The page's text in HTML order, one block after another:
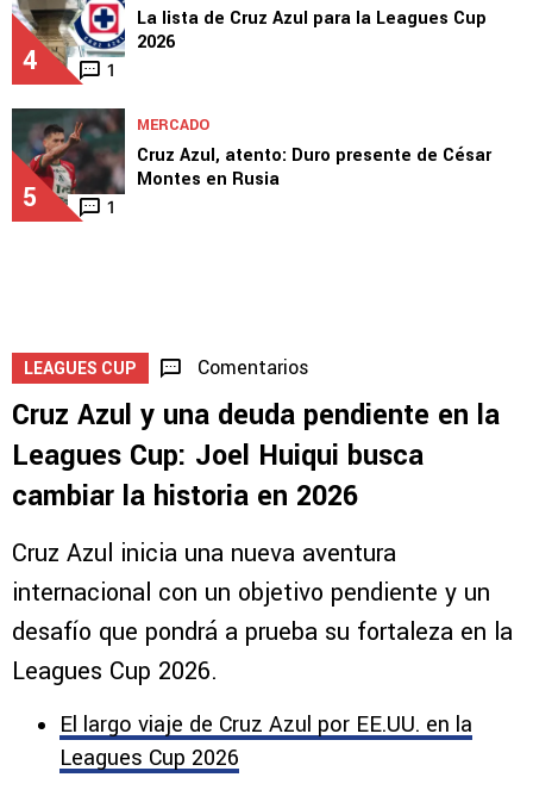
4 1
La lista de Cruz Azul para la Leagues Cup
2026
5 1
MERCADO
Cruz Azul, atento: Duro presente de César
Montes en Rusia
LEAGUES CUP Comentarios
Cruz Azul y una deuda pendiente en la
Leagues Cup: Joel Huiqui busca
cambiar la historia en 2026
Cruz Azul inicia una nueva aventura
internacional con un objetivo pendiente y un
desafío que pondrá a prueba su fortaleza en la
Leagues Cup 2026.
El largo viaje de Cruz Azul por EE.UU. en la
Leagues Cup 2026